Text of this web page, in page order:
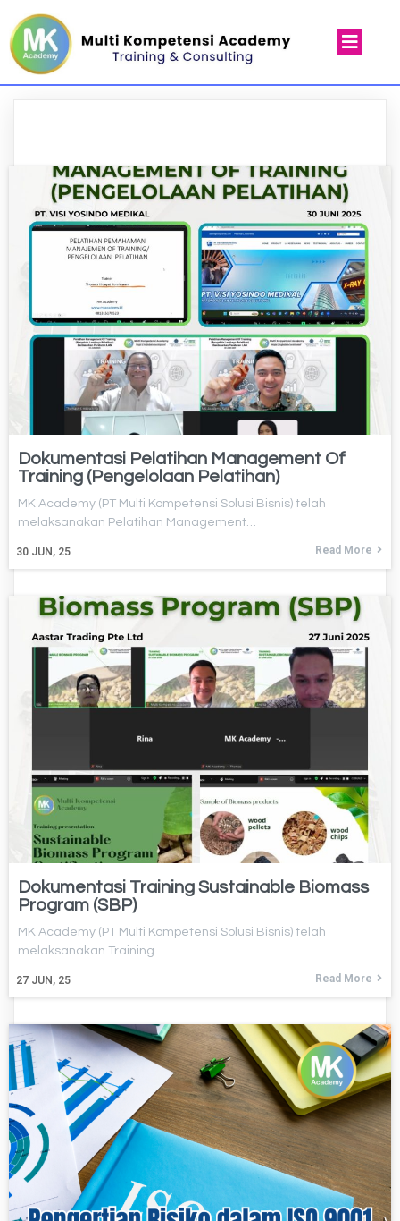
Dokumentasi Pelatihan Management Of
Training (Pengelolaan Pelatihan)
30 JUN, 25
MK Academy (PT Multi Kompetensi Solusi Bisnis) telah
melaksanakan Pelatihan Management…
Read More
Dokumentasi Training Sustainable Biomass
Program (SBP)
27 JUN, 25
MK Academy (PT Multi Kompetensi Solusi Bisnis) telah
melaksanakan Training…
Read More